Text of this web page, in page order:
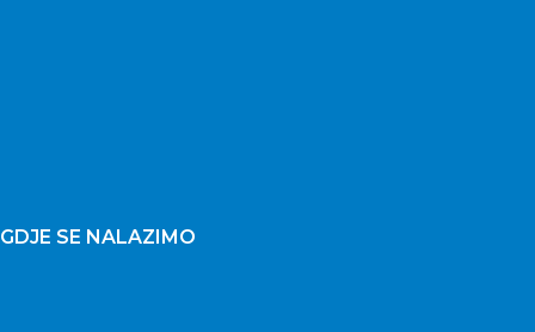
GDJE SE NALAZIMO